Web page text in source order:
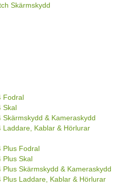
Skärmskydd
Fodral
Skal
Skärmskydd & Kameraskydd
Laddare, Kablar & Hörlurar
Plus Fodral
Plus Skal
Plus Skärmskydd & Kameraskydd
Plus Laddare, Kablar & Hörlurar